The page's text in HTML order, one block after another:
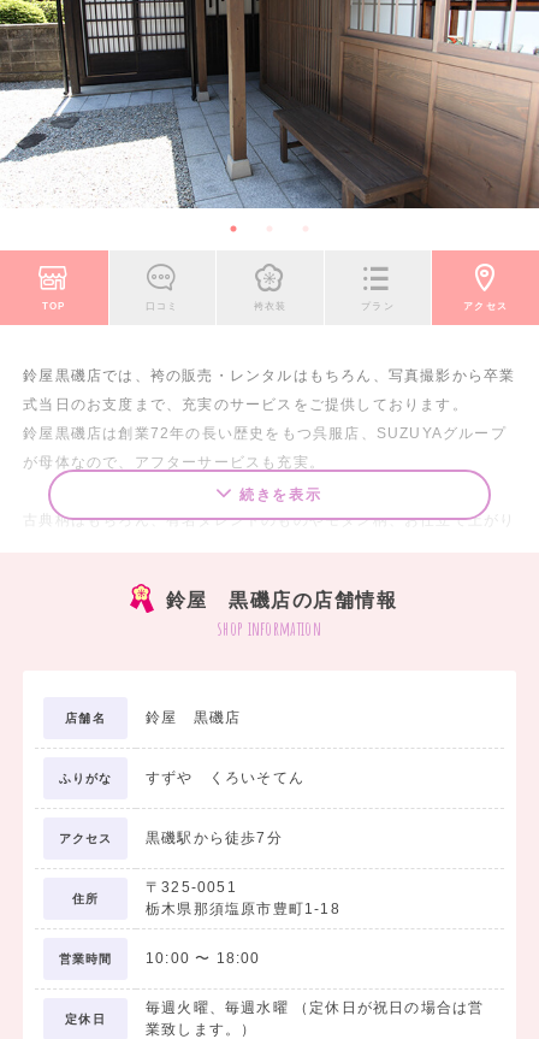
TOP 口コミ 袴衣装 プラン アクセス
鈴屋黒磯店では、袴の販売・レンタルはもちろん、写真撮影から卒業
式当日のお支度まで、充実のサービスをご提供しております。
鈴屋黒磯店は創業72年の長い歴史をもつ呉服店、SUZUYAグループ
が母体なので、アフターサービスも充実。
古典柄はもちろん、有名タレントのものやモダン柄、お仕立て上がり
続きを表示
鈴屋 黒磯店の店舗情報
shop information
店舗名 鈴屋 黒磯店
ふりがな すずや くろいそてん
アクセス 黒磯駅から徒歩7分
住所
〒325-0051
栃木県那須塩原市豊町1-18
営業時間 10:00 〜 18:00
定休日
毎週火曜、毎週水曜 （定休日が祝日の場合は営
業致します。）